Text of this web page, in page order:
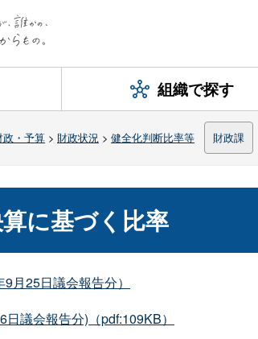
組織で探す
政・予算 > 財政状況 > 健全化判断比率等 財政課
に基づく比率
月25日議会報告分）
議会報告分)（pdf:109KB）